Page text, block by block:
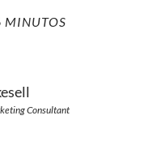
MINUTOS
Consultant